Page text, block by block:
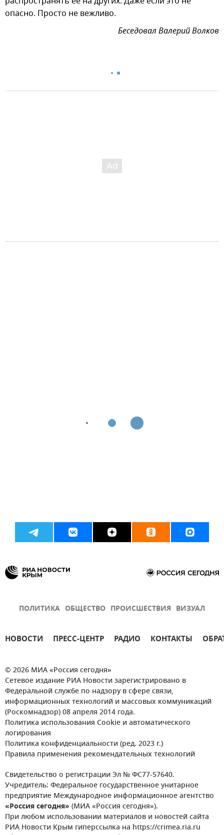
опасно. Просто не вежливо.
Беседовал Валерий Волков
ПОЛИТИКА ОБЩЕСТВО ПРОИСШЕСТВИЯ ВИЗУАЛ
НОВОСТИ ПРЕСС-ЦЕНТР РАДИО КОНТАКТЫ
© 2026 МИА «Россия сегодня»
Сетевое издание РИА Новости зарегистрировано в
Федеральной службе по надзору в сфере связи,
информационных технологий и массовых коммуникаций
(Роскомнадзор) 08 апреля 2014 года.
Политика использования Cookie и автоматического
логирования
Политика конфиденциальности (ред. 2023 г.)
Правила применения рекомендательных технологий
Свидетельство о регистрации Эл № ФС77-57640.
Учредитель: Федеральное государственное унитарное
предприятие Международное информационное агентство
«Россия сегодня» (МИА «Россия сегодня»).
При любом использовании материалов и новостей сайта
РИА Новости Крым гиперссылка на https://crimea.ria.ru